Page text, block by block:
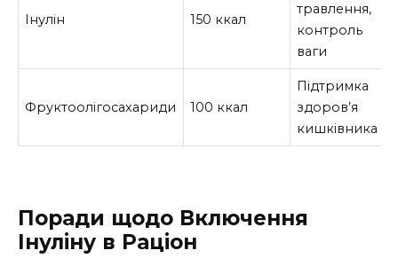
Інулін 150 ккал
травлення,
контроль
ваги
Фруктоолігосахариди 100 ккал
Підтримка
здоров’я
кишківника
Поради щодо Включення
Інуліну в Раціон